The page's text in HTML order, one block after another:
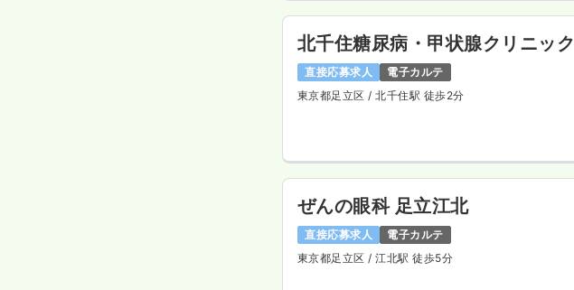
北千住糖尿病・甲状腺クリニック
直接応募求人
電子カルテ
東京都足立区/ 北千住駅 徒歩2分
ぜんの眼科 足立江北
直接応募求人
電子カルテ
東京都足立区/ 江北駅 徒歩5分